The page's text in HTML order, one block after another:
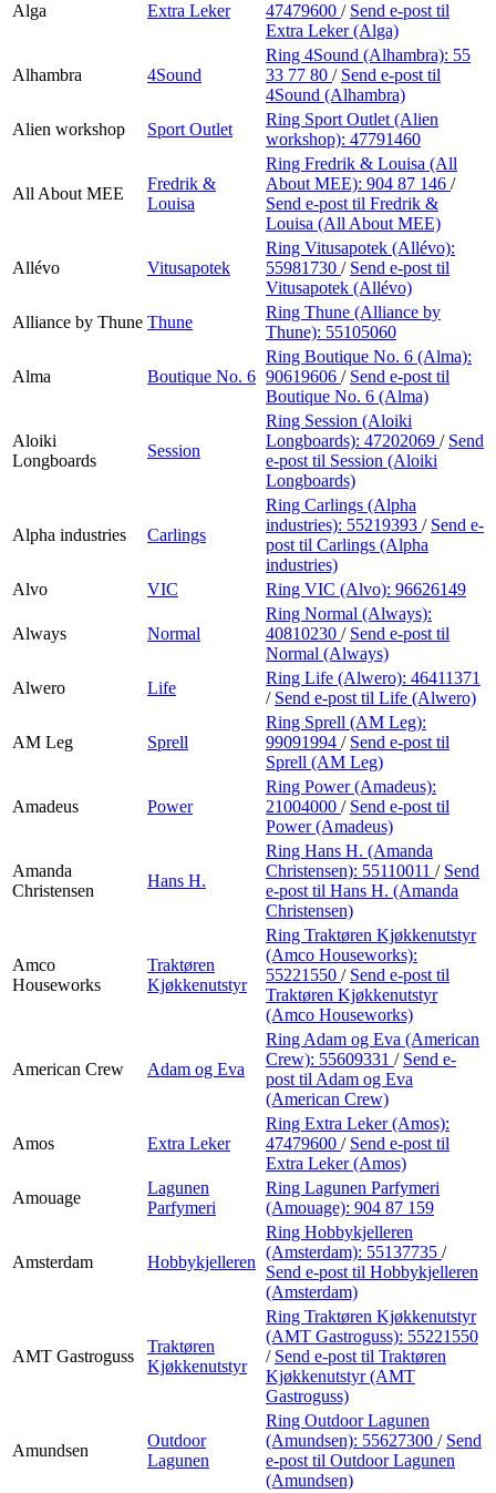
Alga Extra Leker 47479600 / Send e-post til
Extra Leker (Alga)
Alhambra 4Sound
Ring 4Sound (Alhambra): 55
33 77 80 / Send e-post til
4Sound (Alhambra)
Alien workshop
Sport Outlet
Ring Sport Outlet (Alien
workshop): 47791460
All About MEE
Fredrik &
Louisa
Ring Fredrik & Louisa (All
About MEE): 904 87 146 /
Send e-post til Fredrik &
Louisa (All About MEE)
Allévo Vitusapotek
Ring Vitusapotek (Allévo):
55981730 / Send e-post til
Vitusapotek (Allévo)
Alliance by Thune Thune
Ring Thune (Alliance by
Thune): 55105060
Alma Boutique No. 6
Ring Boutique No. 6 (Alma):
90619606 / Send e-post til
Boutique No. 6 (Alma)
Aloiki
Longboards
Session
Ring Session (Aloiki
Longboards): 47202069 / Send
e-post til Session (Aloiki
Longboards)
Alpha industries Carlings
Ring Carlings (Alpha
industries): 55219393 / Send e-
post til Carlings (Alpha
industries)
Alvo
VIC Ring VIC (Alvo): 96626149
Always Normal
Ring Normal (Always):
40810230 / Send e-post til
Normal (Always)
Alwero
Life
Ring Life (Alwero): 46411371
/ Send e-post til Life (Alwero)
AM Leg Sprell
Ring Sprell (AM Leg):
99091994 / Send e-post til
Sprell (AM Leg)
Amadeus Power
Ring Power (Amadeus):
21004000 / Send e-post til
Power (Amadeus)
Amanda
Christensen
Hans H.
Ring Hans H. (Amanda
Christensen): 55110011 / Send
e-post til Hans H. (Amanda
Christensen)
Amco
Houseworks
Traktøren
Kjøkkenutstyr
Ring Traktøren Kjøkkenutstyr
(Amco Houseworks):
55221550 / Send e-post til
Traktøren Kjøkkenutstyr
(Amco Houseworks)
American Crew Adam og Eva
Ring Adam og Eva (American
Crew): 55609331 / Send e-
post til Adam og Eva
(American Crew)
Amos Extra Leker
Ring Extra Leker (Amos):
47479600 / Send e-post til
Extra Leker (Amos)
Amouage
Lagunen
Parfymeri
Ring Lagunen Parfymeri
(Amouage): 904 87 159
Amsterdam Hobbykjelleren
Ring Hobbykjelleren
(Amsterdam): 55137735 /
Send e-post til Hobbykjelleren
(Amsterdam)
AMT Gastroguss
Traktøren
Kjøkkenutstyr
Ring Traktøren Kjøkkenutstyr
(AMT Gastroguss): 55221550
/ Send e-post til Traktøren
Kjøkkenutstyr (AMT
Gastroguss)
Amundsen
Outdoor
Lagunen
Ring Outdoor Lagunen
(Amundsen): 55627300 / Send
e-post til Outdoor Lagunen
(Amundsen)